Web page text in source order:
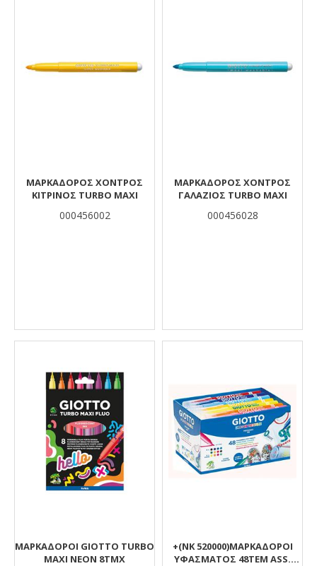
ΜΑΡΚΑΔΟΡΟΣ ΧΟΝΤΡΟΣ
ΚΙΤΡΙΝΟΣ ΤURBO MAXI
000456002
ΜΑΡΚΑΔΟΡΟΣ ΧΟΝΤΡΟΣ
ΓΑΛΑΖΙΟΣ ΤURBO MAXI
000456028
ΜΑΡΚΑΔΟΡΟΙ GIOTTO TURBO
MAXI NEON 8ΤΜΧ
+(ΝΚ 520000)ΜΑΡΚΑΔΟΡΟΙ
ΥΦΑΣΜΑΤΟΣ 48TEM ASS.